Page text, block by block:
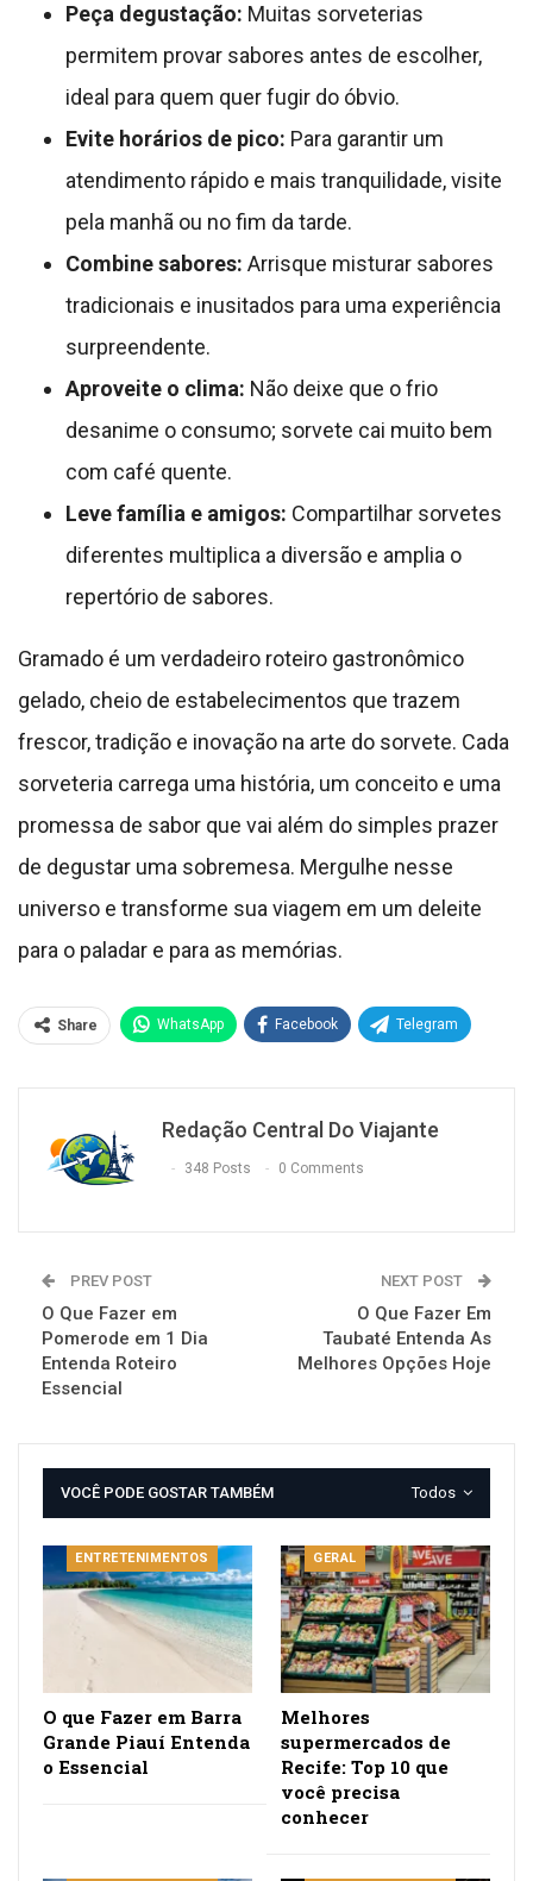
Peça degustação: Muitas sorveterias
permitem provar sabores antes de escolher,
ideal para quem quer fugir do óbvio.
Evite horários de pico: Para garantir um
atendimento rápido e mais tranquilidade, visite
pela manhã ou no fim da tarde.
Combine sabores: Arrisque misturar sabores
tradicionais e inusitados para uma experiência
surpreendente.
Aproveite o clima: Não deixe que o frio
desanime o consumo; sorvete cai muito bem
com café quente.
Leve família e amigos: Compartilhar sorvetes
diferentes multiplica a diversão e amplia o
repertório de sabores.
Gramado é um verdadeiro roteiro gastronômico
gelado, cheio de estabelecimentos que trazem
frescor, tradição e inovação na arte do sorvete. Cada
sorveteria carrega uma história, um conceito e uma
promessa de sabor que vai além do simples prazer
de degustar uma sobremesa. Mergulhe nesse
universo e transforme sua viagem em um deleite
para o paladar e para as memórias.
Share WhatsApp Facebook Telegram
Redação Central Do Viajante
348 Posts 0 Comments
PREV POST
O Que Fazer em
Pomerode em 1 Dia
Entenda Roteiro
Essencial
NEXT POST
O Que Fazer Em
Taubaté Entenda As
Melhores Opções Hoje
Todos
VOCÊ PODE GOSTAR TAMBÉM
ENTRETENIMENTOS
O que Fazer em Barra
Grande Piauí Entenda
o Essencial
GERAL
Melhores
supermercados de
Recife: Top 10 que
você precisa
conhecer